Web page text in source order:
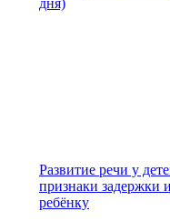
Развитие речи у
признаки
ребёнку